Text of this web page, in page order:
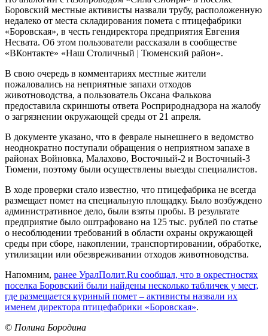
Боровский местные активисты назвали трубу, расположенную
недалеко от места складирования помета с птицефабрики
«Боровская», в честь гендиректора предприятия Евгения
Несвата. Об этом пользователи рассказали в сообществе
«ВКонтакте» «Наш Столичный | Тюменский район».
В свою очередь в комментариях местные жители
пожаловались на неприятные запахи отходов
животноводства, а пользователь Оксана Фалькова
предоставила скриншоты ответа Росприроднадзора на жалобу
о загрязнении окружающей среды от 21 апреля.
В документе указано, что в феврале нынешнего в ведомство
неоднократно поступали обращения о неприятном запахе в
районах Войновка, Малахово, Восточный-2 и Восточный-3
Тюмени, поэтому были осуществлены выезды специалистов.
В ходе проверки стало известно, что птицефабрика не всегда
размещает помет на специальную площадку. Было возбуждено
административное дело, были взяты пробы. В результате
предприятие было оштрафовано на 125 тыс. рублей по статье
о несоблюдении требований в области охраны окружающей
среды при сборе, накоплении, транспортировании, обработке,
утилизации или обезвреживании отходов животноводства.
Напомним, ранее УралПолит.Ru сообщал, что в окрестностях
поселка Боровский были найдены несколько табличек у мест,
где размещается куриный помет – активисты назвали их
именем директора птицефабрики «Боровская».
© Полина Бородина